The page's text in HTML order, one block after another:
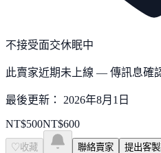
不接受面交休眠中
此賣家近期未上線 — 傳訊息確
最後更新： 2026年8月1日
NT$500NT$600
♡ 收藏
聯絡賣家 提出客